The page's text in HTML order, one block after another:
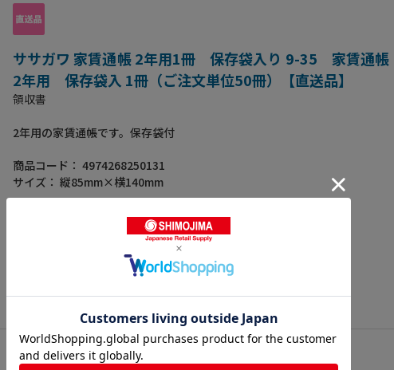
ササガワ 家賃通帳 2年用1冊 保存袋入り 9-35 家賃通帳
2年用 保存袋入 1冊（ご注文単位50冊）【直送品】
領収書
2年用の家賃通帳です。保存袋付
商品コード： 4974268250131
サイズ： 縦85mm×横140mm
種類の商品があります